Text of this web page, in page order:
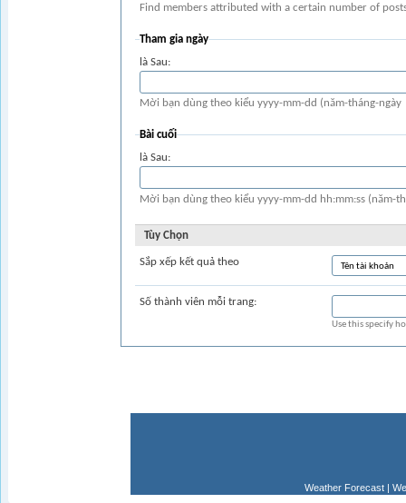
Find members attributed with a certain number of
Tham gia ngày
là Sau:
Mời bạn dùng theo kiểu yyyy-mm-dd (năm-tháng-ngày
Bài cuối
là Sau:
Mời bạn dùng theo kiểu yyyy-mm-dd hh:mm:ss (năm-
Tùy Chọn
Sắp xếp kết quả theo
Số thành viên mỗi trang:
Use this specify
Weather Forecast